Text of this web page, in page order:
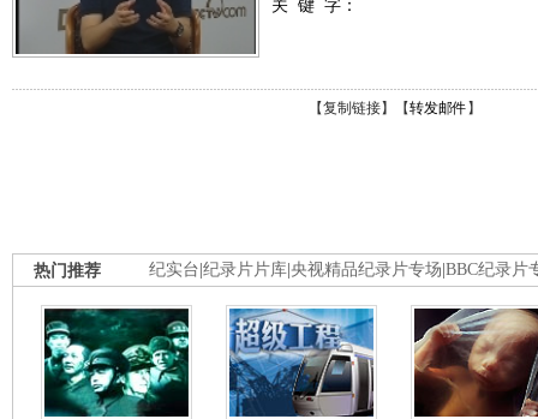
关 键 字：
【复制链接】【转发邮件 】
纪实台 纪录片片库 央视精品纪录片专场 BBC纪录片
热门推荐